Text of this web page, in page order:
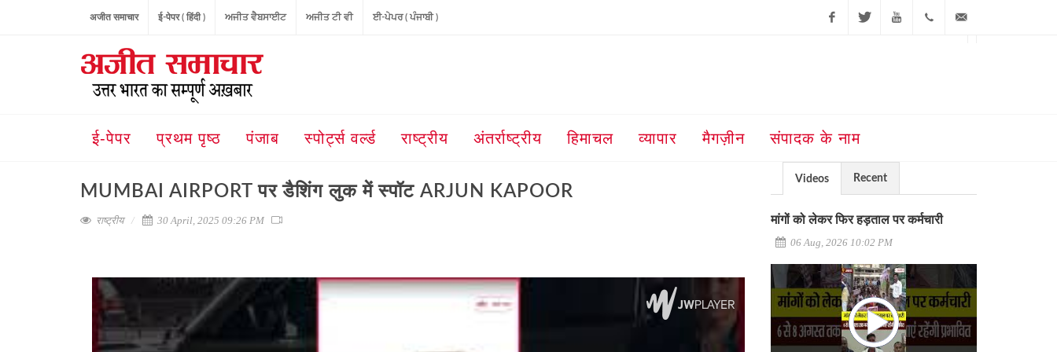
अजीत समाचार ई-पेपर ( हिंदी ) ਅਜੀਤ ਵੈਬਸਾਈਟ ਅਜੀਤ ਟੀ ਵੀ ਈ-ਪੇਪਰ ( ਪੰਜਾਬੀ )
ई-पेपर प्रथम पृष्ठ पंजाब स्पोर्ट्स वर्ल्ड राष्ट्रीय अंतर्राष्ट्रीय हिमाचल व्यापार मैगज़ीन संपादक के नाम
MUMBAI AIRPORT पर डैशिंग लुक में स्पॉट ARJUN KAPOOR
राष्ट्रीय 30 April, 2025 09:26 PM
Videos Recent
मांगों को लेकर फिर हड़ताल पर कर्मचारी
06 Aug, 2026 10:02 PM